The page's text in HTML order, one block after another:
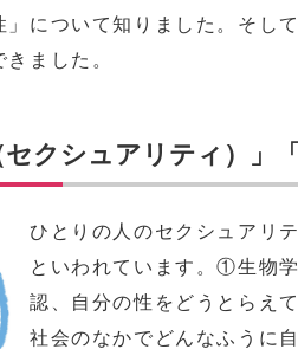
」について知りました。そし
ました。
セクシュアリティ）」
ひとりの人のセクシュアリ
といわれています。①生物
認、自分の性をどうとらえ
社会のなかでどんなふうに